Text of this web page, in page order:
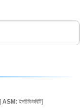
ASM: ইনচিকিউৰিটি]